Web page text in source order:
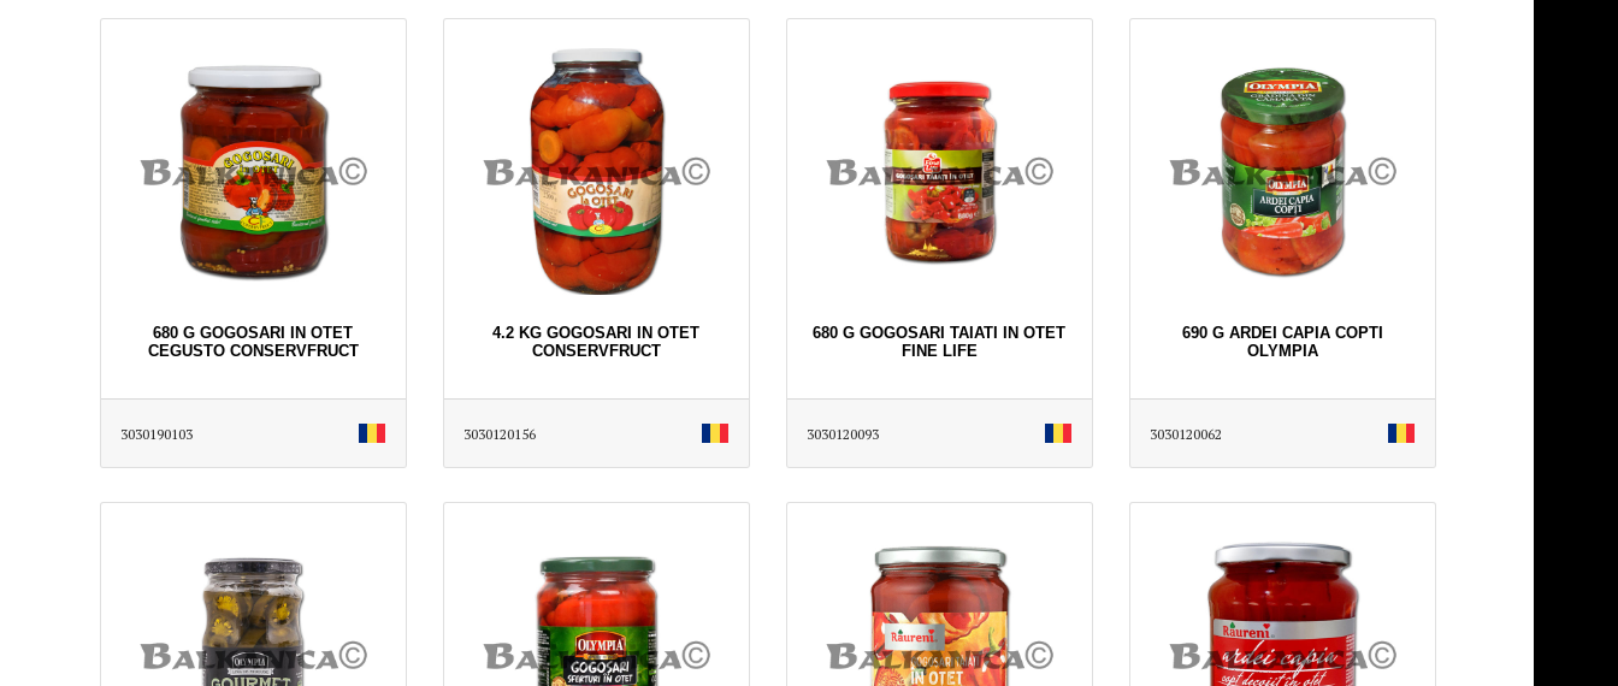
680 G GOGOSARI IN OTET
CEGUSTO CONSERVFRUCT
3030190103
4.2 KG GOGOSARI IN OTET
CONSERVFRUCT
3030120156
680 G GOGOSARI TAIATI IN OTET
FINE LIFE
3030120093
690 G ARDEI CAPIA COPTI
OLYMPIA
3030120062